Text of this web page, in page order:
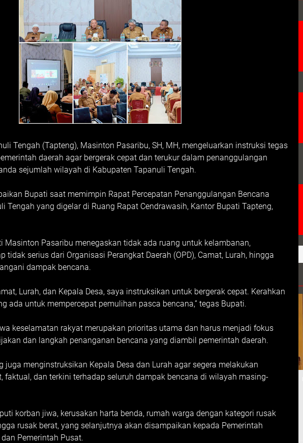
Tengah (Tapteng), Masinton Pasaribu, SH, MH, mengeluarkan instruksi tegas
daerah agar bergerak cepat dan terukur dalam penanggulangan
sejumlah wilayah di Kabupaten Tapanuli Tengah.
Bupati saat memimpin Rapat Percepatan Penanggulangan Bencana
Tengah yang digelar di Ruang Rapat Cendrawasih, Kantor Bupati Tapteng,
Masinton Pasaribu menegaskan tidak ada ruang untuk kelambanan,
tidak serius dari Organisasi Perangkat Daerah (OPD), Camat, Lurah, hingga
dampak bencana.
Lurah, dan Kepala Desa, saya instruksikan untuk bergerak cepat. Kerahkan
ada untuk mempercepat pemulihan pasca bencana,” tegas Bupati.
keselamatan rakyat merupakan prioritas utama dan harus menjadi fokus
dan langkah penanganan bencana yang diambil pemerintah daerah.
juga menginstruksikan Kepala Desa dan Lurah agar segera melakukan
faktual, dan terkini terhadap seluruh dampak bencana di wilayah masing-
korban jiwa, kerusakan harta benda, rumah warga dengan kategori rusak
rusak berat, yang selanjutnya akan disampaikan kepada Pemerintah
Pemerintah Pusat.